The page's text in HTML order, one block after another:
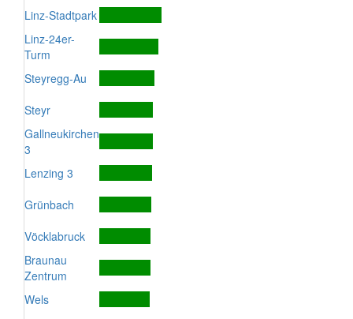
Linz-Stadtpark
Linz-24er-
Turm
Steyregg-Au
Steyr
Gallneukirchen
3
Lenzing 3
Grünbach
Vöcklabruck
Braunau
Zentrum
Wels